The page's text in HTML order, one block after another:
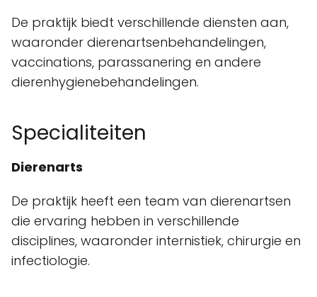
De praktijk biedt verschillende diensten aan,
waaronder dierenartsenbehandelingen,
vaccinations, parassanering en andere
dierenhygienebehandelingen.
Specialiteiten
Dierenarts
De praktijk heeft een team van dierenartsen
die ervaring hebben in verschillende
disciplines, waaronder internistiek, chirurgie en
infectiologie.